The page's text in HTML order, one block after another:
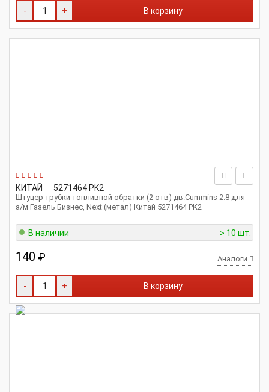
- + В корзину
КИТАЙ 5271464 PK2
Штуцер трубки топливной обратки (2 отв) дв.Cummins 2.8 для
а/м Газель Бизнес, Next (метал) Китай 5271464 PK2
В наличии > 10 шт.
140 ₽ Аналоги
- + В корзину